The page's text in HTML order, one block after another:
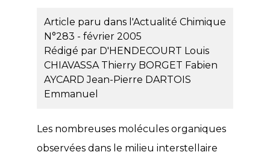
Article paru dans l'Actualité Chimique
N°283 - février 2005
Rédigé par D'HENDECOURT Louis
CHIAVASSA Thierry BORGET Fabien
AYCARD Jean-Pierre DARTOIS
Emmanuel
Les nombreuses molécules organiques
observées dans le milieu interstellaire